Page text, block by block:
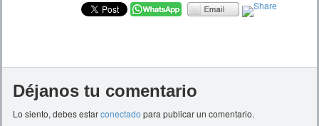
Déjanos tu comentario
Lo siento, debes estarconectado para publicar un comentario.